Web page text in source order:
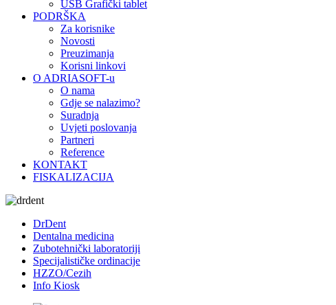
USB Grafički tablet
PODRŠKA
Za korisnike
Novosti
Preuzimanja
Korisni linkovi
O ADRIASOFT-u
O nama
Gdje se nalazimo?
Suradnja
Uvjeti poslovanja
Partneri
Reference
KONTAKT
FISKALIZACIJA
DrDent
Dentalna medicina
Zubotehnički laboratoriji
Specijalističke ordinacije
HZZO/Cezih
Info Kiosk